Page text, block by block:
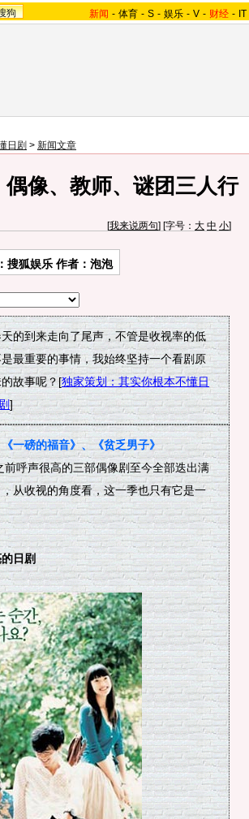
狗 新闻 - 体育 - S - 娱乐 - V - 财经 - IT
日剧 > 新闻文章
像、教师、谜团三人行
[我来说两句] [字号： 大 中 小]
搜狐娱乐 作者：泡泡
的到来走向了尾声，不管是收视率的低
最重要的事情，我始终坚持一个看剧原
故事呢？[独家策划：其实你根本不懂日
]
一磅的福音》、《贫乏男子》
呼声很高的三部偶像剧至今全部迭出满
从收视的角度看，这一季也只有它是一
日剧